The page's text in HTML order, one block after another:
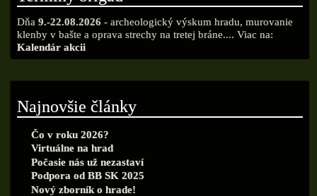
Dňa 9.-22.08.2026 - archeologický výskum hradu, murovanie
klenby v bašte a oprava strechy na tretej bráne.... Viac na:
Kalendár akcii
Najnovšie články
Čo v roku 2026?
Virtuálne na hrad
Počasie nás už nezastaví
Podpora od BB SK 2025
Nový zborník o hrade!